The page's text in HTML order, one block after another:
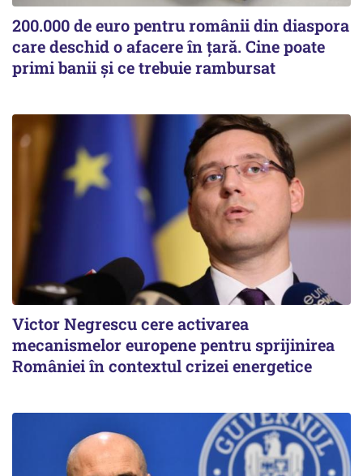
200.000 de euro pentru românii din diaspora
care deschid o afacere în țară. Cine poate
primi banii și ce trebuie rambursat
Victor Negrescu cere activarea
mecanismelor europene pentru sprijinirea
României în contextul crizei energetice